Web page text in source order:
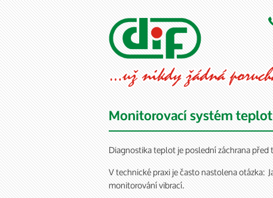
Monitorovací systém
Diagnostika teplot je poslední záchrana před
V technické praxi je často nastolena
monitorování vibrací.